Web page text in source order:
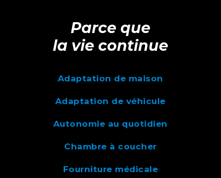
Parce que
la vie continue
Adaptation de maison
Adaptation de véhicule
Autonomie au quotidien
Chambre à coucher
Fourniture médicale